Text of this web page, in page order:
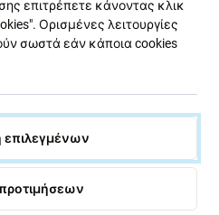
να φορτιστεί στο 100%
σωστά την
ανταλλακτικά που
κατασκευάζονται με τα
επιτρέπετε κάνοντας κλικ
Ορισμένες λειτουργίες
σωστά εάν κάποια cookies